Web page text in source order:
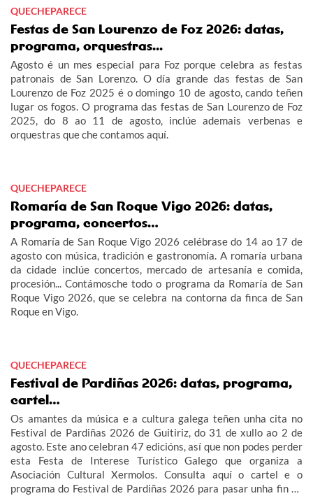
QUECHEPARECE
Festas de San Lourenzo de Foz 2026: datas,
programa, orquestras...
Agosto é un mes especial para Foz porque celebra as festas
patronais de San Lorenzo. O día grande das festas de San
Lourenzo de Foz 2025 é o domingo 10 de agosto, cando teñen
lugar os fogos. O programa das festas de San Lourenzo de Foz
2025, do 8 ao 11 de agosto, inclúe ademais verbenas e
orquestras que che contamos aquí.
QUECHEPARECE
Romaría de San Roque Vigo 2026: datas,
programa, concertos…
A Romaría de San Roque Vigo 2026 celébrase do 14 ao 17 de
agosto con música, tradición e gastronomía. A romaría urbana
da cidade inclúe concertos, mercado de artesanía e comida,
procesión... Contámosche todo o programa da Romaría de San
Roque Vigo 2026, que se celebra na contorna da finca de San
Roque en Vigo.
QUECHEPARECE
Festival de Pardiñas 2026: datas, programa,
cartel…
Os amantes da música e a cultura galega teñen unha cita no
Festival de Pardiñas 2026 de Guitiriz, do 31 de xullo ao 2 de
agosto. Este ano celebran 47 edicións, así que non podes perder
esta Festa de Interese Turístico Galego que organiza a
Asociación Cultural Xermolos. Consulta aquí o cartel e o
programa do Festival de Pardiñas 2026 para pasar unha fin de